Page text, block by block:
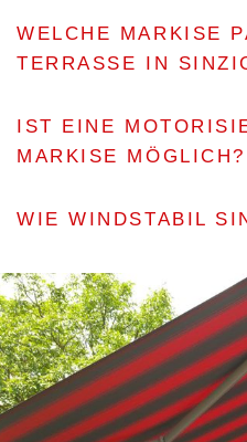
WELCHE MARKISE
TERRASSE IN
IST EINE
MARKISE MÖGLICH?
WIE WINDSTABIL